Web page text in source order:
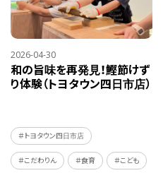
2026-04-30
和の旨味を再発見！鰹節けず
り体験（トヨタウン四日市店）
＃トヨタウン四日市店
＃こだわりん ＃食育 ＃こども